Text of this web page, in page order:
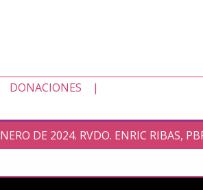
DONACIONES
DE 2024. RVDO. ENRIC RIBAS,